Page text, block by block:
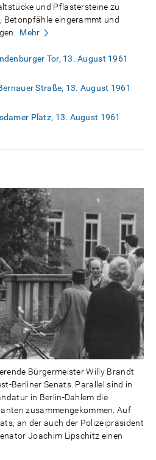
und Pflastersteine zu
eingerammt und
Mehr
Tor, 13. August 1961
Straße, 13. August 1961
Platz, 13. August 1961
Bürgermeister Willy Brandt
Berliner Senats. Parallel sind in
in Berlin-Dahlem die
zusammengekommen. Auf
an der auch der Polizeipräsident
Joachim Lipschitz einen